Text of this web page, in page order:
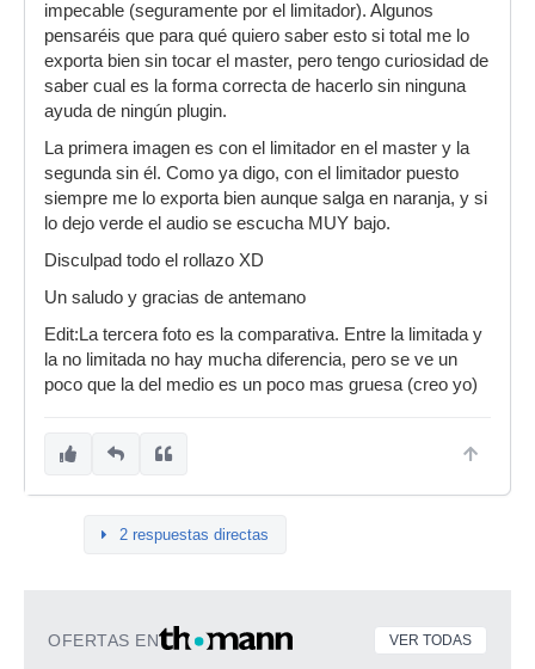
impecable (seguramente por el limitador). Algunos
pensaréis que para qué quiero saber esto si total me lo
exporta bien sin tocar el master, pero tengo curiosidad de
saber cual es la forma correcta de hacerlo sin ninguna
ayuda de ningún plugin.
La primera imagen es con el limitador en el master y la
segunda sin él. Como ya digo, con el limitador puesto
siempre me lo exporta bien aunque salga en naranja, y si
lo dejo verde el audio se escucha MUY bajo.
Disculpad todo el rollazo XD
Un saludo y gracias de antemano
Edit:La tercera foto es la comparativa. Entre la limitada y
la no limitada no hay mucha diferencia, pero se ve un
poco que la del medio es un poco mas gruesa (creo yo)
2 respuestas directas
OFERTAS EN VER TODAS